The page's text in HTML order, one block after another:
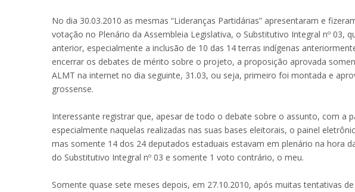
No dia 30.03.2010 as mesmas “Lideranças Partidárias” apresentaram e
votação no Plenário da Assembleia Legislativa, o Substitutivo Integral nº 03,
anterior, especialmente a inclusão de 10 das 14 terras indígenas
encerrar os debates de mérito sobre o projeto, a proposição aprovada
ALMT na internet no dia seguinte, 31.03, ou seja, primeiro foi montada e
grossense.
Interessante registrar que, apesar de todo o debate sobre o assunto, com a
especialmente naquelas realizadas nas suas bases eleitorais, o painel
mas somente 14 dos 24 deputados estaduais estavam em plenário na hora
do Substitutivo Integral nº 03 e somente 1 voto contrário, o meu.
Somente quase sete meses depois, em 27.10.2010, após muitas tentativas